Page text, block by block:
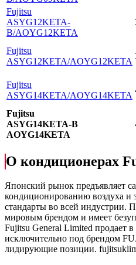
Fujitsu
ASYG12KETA-
B/AOYG12KETA
Fujitsu
ASYG12KETA/AOYG12KETA
Fujitsu
ASYG14KETA/AOYG14KETA
Fujitsu
ASYG14KETA-B
AOYG14KETA
О кондиционерах
Японский рынок предъявляет
кондиционированию воздуха и
стандарты во всей индустрии.
мировым брендом и имеет
Fujitsu General Limited продает
исключительно под брендом
лидирующие позиции.